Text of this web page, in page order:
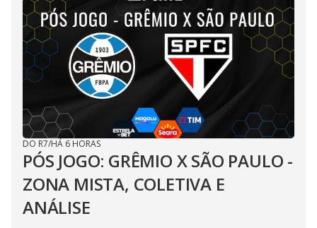
DO R7/HÁ 6 HORAS
PÓS JOGO: GRÊMIO X SÃO PAULO -
ZONA MISTA, COLETIVA E
ANÁLISE